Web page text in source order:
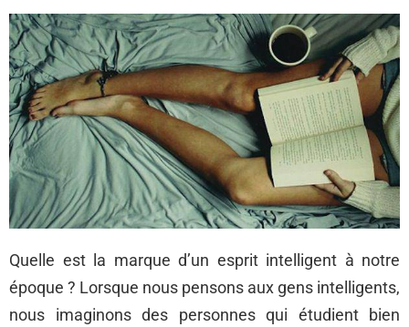
Quelle est la marque d’un esprit intelligent à notre
époque ? Lorsque nous pensons aux gens intelligents,
nous imaginons des personnes qui étudient bien